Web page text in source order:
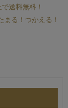
送料無料！
まる！つかえる！